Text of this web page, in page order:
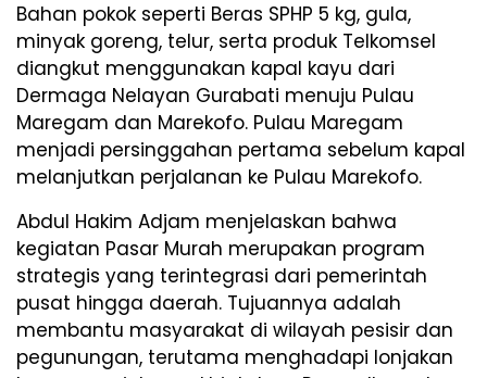
Bahan pokok seperti Beras SPHP 5 kg, gula,
minyak goreng, telur, serta produk Telkomsel
diangkut menggunakan kapal kayu dari
Dermaga Nelayan Gurabati menuju Pulau
Maregam dan Marekofo. Pulau Maregam
menjadi persinggahan pertama sebelum kapal
melanjutkan perjalanan ke Pulau Marekofo.
Abdul Hakim Adjam menjelaskan bahwa
kegiatan Pasar Murah merupakan program
strategis yang terintegrasi dari pemerintah
pusat hingga daerah. Tujuannya adalah
membantu masyarakat di wilayah pesisir dan
pegunungan, terutama menghadapi lonjakan